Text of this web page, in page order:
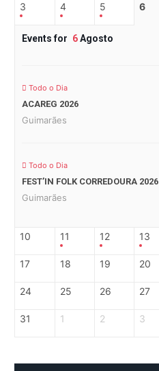
3 4 5 6
Events for 6Agosto
Todo o Dia
ACAREG 2026
Guimarães
Todo o Dia
FEST’IN FOLK CORREDOURA 2026
Guimarães
10 11 12 13
17 18 19 20
24 25 26 27
31 1 2 3